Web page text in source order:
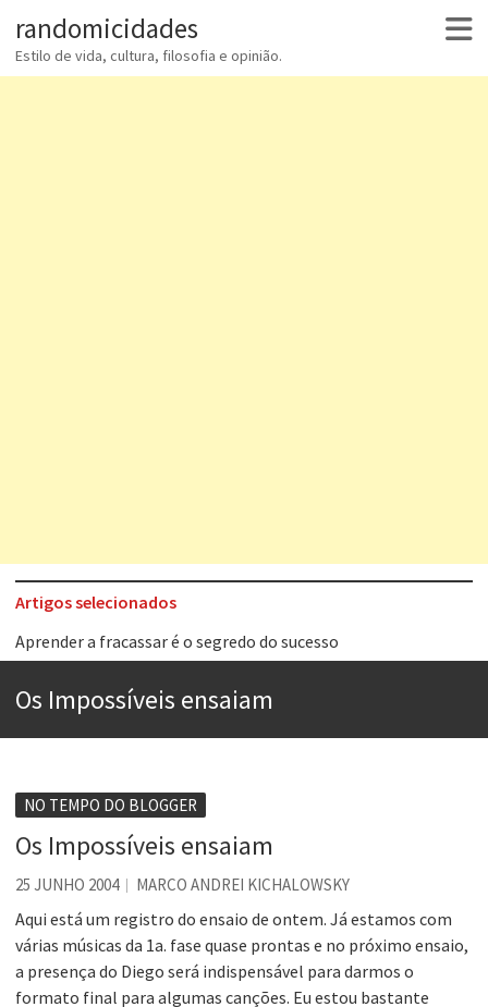
randomicidades
Estilo de vida, cultura, filosofia e opinião.
Artigos selecionados
Aprender a fracassar é o segredo do sucesso
Esse tal de Rock Gaúcho
Voto obrigatório é correto?
Se queres salvar o mundo, o veganismo não é a resposta
Tem que filmar isso daí
A construção da urbanidade
Os Impossíveis ensaiam
NO TEMPO DO BLOGGER
Os Impossíveis ensaiam
25 JUNHO 2004 MARCO ANDREI KICHALOWSKY
Aqui está um registro do ensaio de ontem. Já estamos com
várias músicas da 1a. fase quase prontas e no próximo ensaio,
a presença do Diego será indispensável para darmos o
formato final para algumas canções. Eu estou bastante